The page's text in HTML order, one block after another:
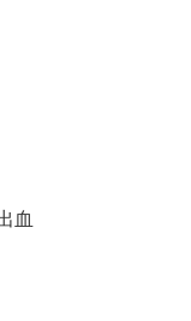
血